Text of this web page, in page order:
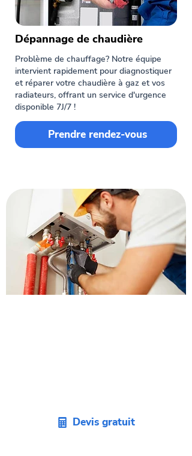
Dépannage de chaudière
Problème de chauffage? Notre équipe
intervient rapidement pour diagnostiquer
et réparer votre chaudière à gaz et vos
radiateurs, offrant un service d'urgence
disponible 7J/7 !
Prendre rendez-vous
Devis gratuit